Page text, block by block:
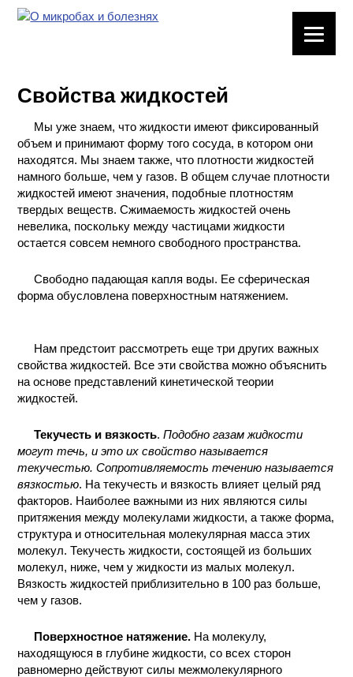
ХИМИЧЕСКАЯ
ВРЕДНЫЕ
ФАКТОРЫ
МЕТОДЫ
ПРАКТИЧЕСКОЙ
ХИМИИ
ХИМИЯ НА
ПРОИЗВОДСТВЕ
КОНТАКТЫ
Свойства жидкостей
Мы уже знаем, что жидкости имеют фиксированный
объем и принимают форму того сосуда, в котором они
находятся. Мы знаем также, что плотности жидкостей
намного больше, чем у газов. В общем случае плотности
жидкостей имеют значения, подобные плотностям
твердых веществ. Сжимаемость жидкостей очень
невелика, поскольку между частицами жидкости
остается совсем немного свободного пространства.
Свободно падающая капля воды. Ее сферическая
форма обусловлена поверхностным натяжением.
Нам предстоит рассмотреть еще три других важных
свойства жидкостей. Все эти свойства можно объяснить
на основе представлений кинетической теории
жидкостей.
Текучесть и вязкость. Подобно газам жидкости
могут течь, и это их свойство называется
текучестью. Сопротивляемость течению называется
вязкостью. На текучесть и вязкость влияет целый ряд
факторов. Наиболее важными из них являются силы
притяжения между молекулами жидкости, а также форма,
структура и относительная молекулярная масса этих
молекул. Текучесть жидкости, состоящей из больших
молекул, ниже, чем у жидкости из малых молекул.
Вязкость жидкостей приблизительно в 100 раз больше,
чем у газов.
Поверхностное натяжение.На молекулу,
находящуюся в глубине жидкости, со всех сторон
равномерно действуют силы межмолекулярного